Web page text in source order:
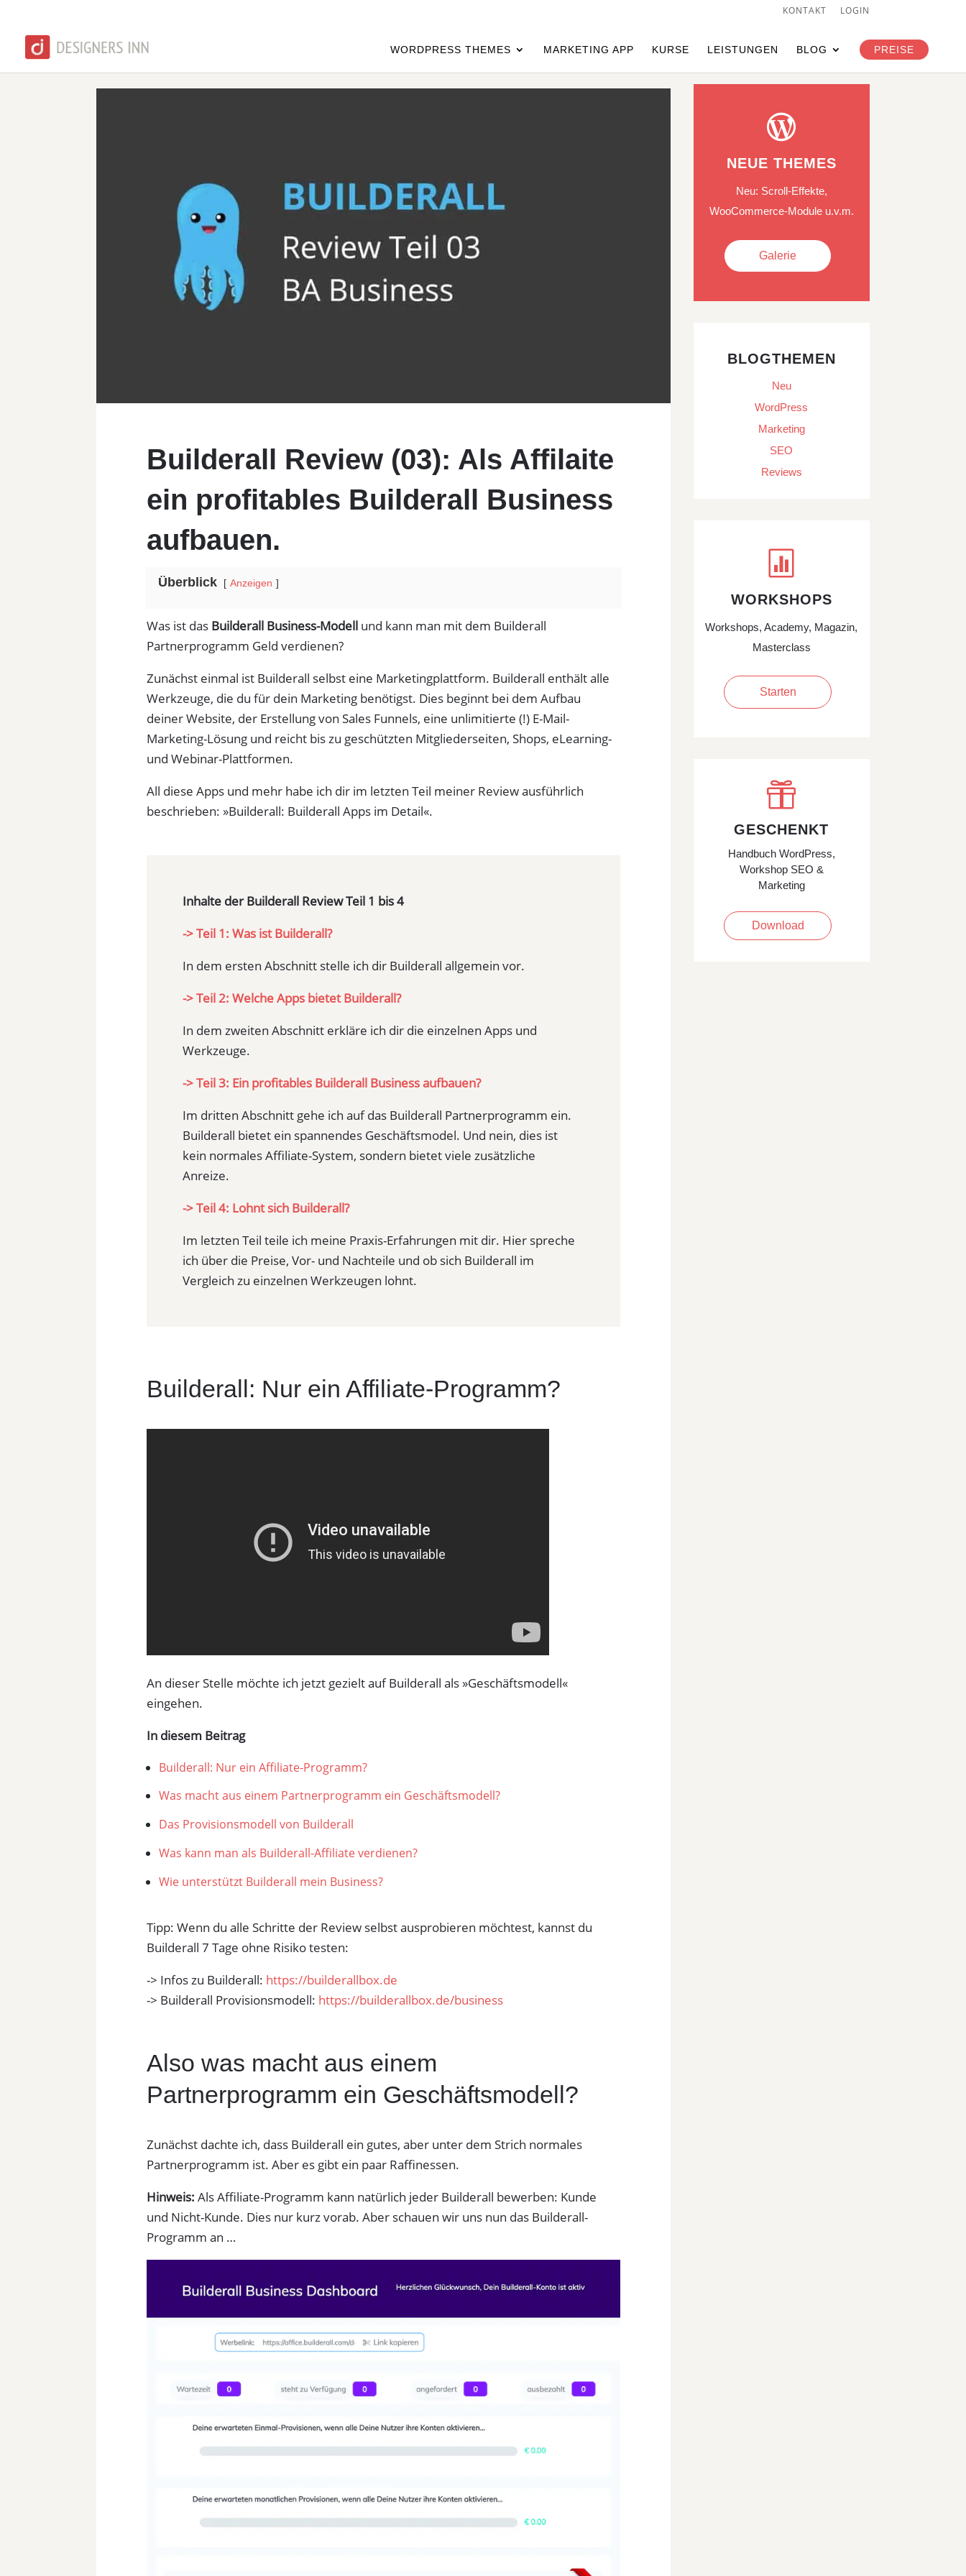
KONTAKT LOGIN
WORDPRESS THEMES MARKETING APP KURSE LEISTUNGEN BLOG PREISE
Builderall Review (03): Als Affilaite
ein profitables Builderall Business
aufbauen.
Überblick Anzeigen
Was ist das Builderall Business-Modell und kann man mit dem Builderall
Partnerprogramm Geld verdienen?
Zunächst einmal ist Builderall selbst eine Marketingplattform. Builderall enthält alle
Werkzeuge, die du für dein Marketing benötigst. Dies beginnt bei dem Aufbau
deiner Website, der Erstellung von Sales Funnels, eine unlimitierte (!) E-Mail-
Marketing-Lösung und reicht bis zu geschützten Mitgliederseiten, Shops, eLearning-
und Webinar-Plattformen.
All diese Apps und mehr habe ich dir im letzten Teil meiner Review ausführlich
beschrieben: »Builderall: Builderall Apps im Detail«.
Inhalte der Builderall Review Teil 1 bis 4
-> Teil 1: Was ist Builderall?
In dem ersten Abschnitt stelle ich dir Builderall allgemein vor.
-> Teil 2: Welche Apps bietet Builderall?
In dem zweiten Abschnitt erkläre ich dir die einzelnen Apps und
Werkzeuge.
-> Teil 3: Ein profitables Builderall Business aufbauen?
Im dritten Abschnitt gehe ich auf das Builderall Partnerprogramm ein.
Builderall bietet ein spannendes Geschäftsmodel. Und nein, dies ist
kein normales Affiliate-System, sondern bietet viele zusätzliche
Anreize.
-> Teil 4: Lohnt sich Builderall?
Im letzten Teil teile ich meine Praxis-Erfahrungen mit dir. Hier spreche
ich über die Preise, Vor- und Nachteile und ob sich Builderall im
Vergleich zu einzelnen Werkzeugen lohnt.
Builderall: Nur ein Affiliate-Programm?
An dieser Stelle möchte ich jetzt gezielt auf Builderall als »Geschäftsmodell«
eingehen.
In diesem Beitrag
Builderall: Nur ein Affiliate-Programm?
Was macht aus einem Partnerprogramm ein Geschäftsmodell?
Das Provisionsmodell von Builderall
Was kann man als Builderall-Affiliate verdienen?
Wie unterstützt Builderall mein Business?
Tipp: Wenn du alle Schritte der Review selbst ausprobieren möchtest, kannst du
Builderall 7 Tage ohne Risiko testen:
-> Infos zu Builderall: https://builderallbox.de
-> Builderall Provisionsmodell: https://builderallbox.de/business
Also was macht aus einem
Partnerprogramm ein Geschäftsmodell?
Zunächst dachte ich, dass Builderall ein gutes, aber unter dem Strich normales
Partnerprogramm ist. Aber es gibt ein paar Raffinessen.
Hinweis: Als Affiliate-Programm kann natürlich jeder Builderall bewerben: Kunde
und Nicht-Kunde. Dies nur kurz vorab. Aber schauen wir uns nun das Builderall-
Programm an …

NEUE THEMES
Neu: Scroll-Effekte,
WooCommerce-Module u.v.m.
Galerie
BLOGTHEMEN
Neu
WordPress
Marketing
SEO
Reviews

WORKSHOPS
Workshops, Academy, Magazin,
Masterclass
Starten

GESCHENKT
Handbuch WordPress,
Workshop SEO &
Marketing
Download